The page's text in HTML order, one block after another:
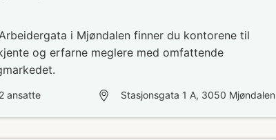
i Mjøndalen finner du kontorene til
og erfarne meglere med omfattende
2 ansatte Stasjonsgata 1 A, 3050 Mjøndalen